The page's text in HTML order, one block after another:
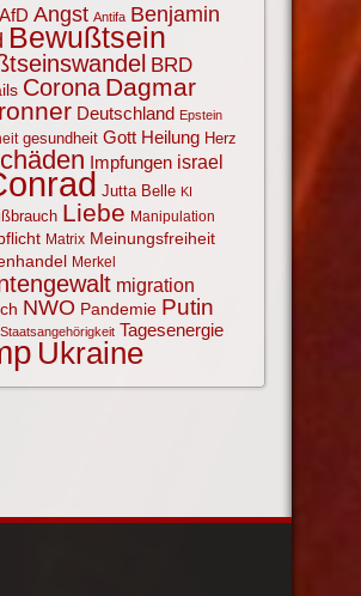
AfD Angst Antifa Benjamin
Bewußtsein
BRD
Corona Dagmar
Deutschland Epstein
gesundheit Gott Heilung Herz
Impfungen israel
Jutta Belle KI
Liebe Manipulation
Matrix Meinungsfreiheit
Merkel
migration
NWO Pandemie Putin
Staatsangehörigkeit Tagesenergie
Ukraine